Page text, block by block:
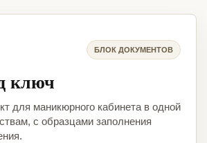
БЛОК ДОКУМЕНТОВ
ключ
для маникюрного кабинета в одной
с образцами заполнения